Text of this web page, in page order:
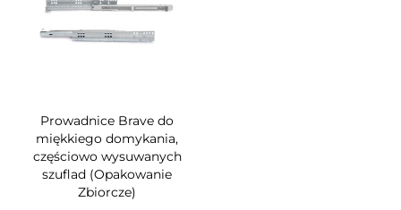
Prowadnice Brave do
miękkiego domykania,
częściowo wysuwanych
szuflad (Opakowanie
Zbiorcze)